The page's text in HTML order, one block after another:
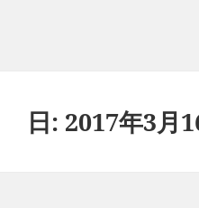
日: 2017年3月